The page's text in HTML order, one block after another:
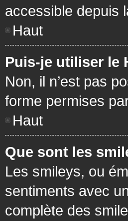
accessible depuis
Haut
Puis-je utiliser le
Non, il n’est pas
forme permises
Haut
Que sont les
Les smileys, ou
sentiments avec
complète des